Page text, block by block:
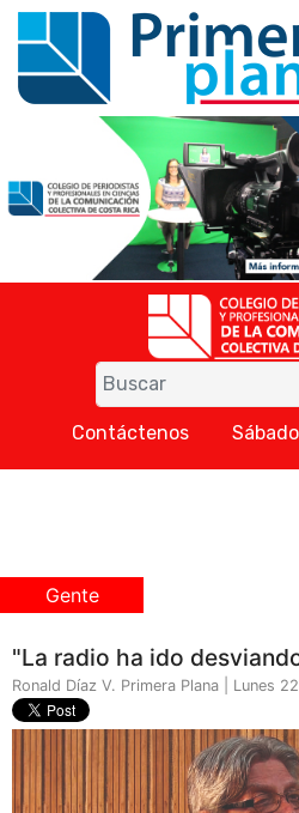
Contáctenos
Gente
"La radio ha ido
Ronald Díaz V. Primera Plana | Lunes